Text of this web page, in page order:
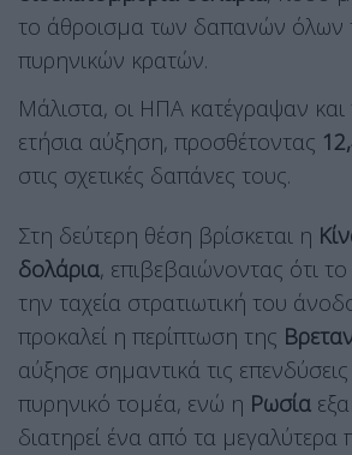
το άθροισμα των δαπανών όλων
πυρηνικών κρατών.
Μάλιστα, οι ΗΠΑ κατέγραψαν και
ετήσια αύξηση, προσθέτοντας
στις σχετικές δαπάνες τους.
Στη δεύτερη θέση βρίσκεται η
δολάρια, επιβεβαιώνοντας ότι το
την ταχεία στρατιωτική του
προκαλεί η περίπτωση της
αύξησε σημαντικά τις
πυρηνικό τομέα, ενώ η Ρωσία
διατηρεί ένα από τα μεγαλύτερα